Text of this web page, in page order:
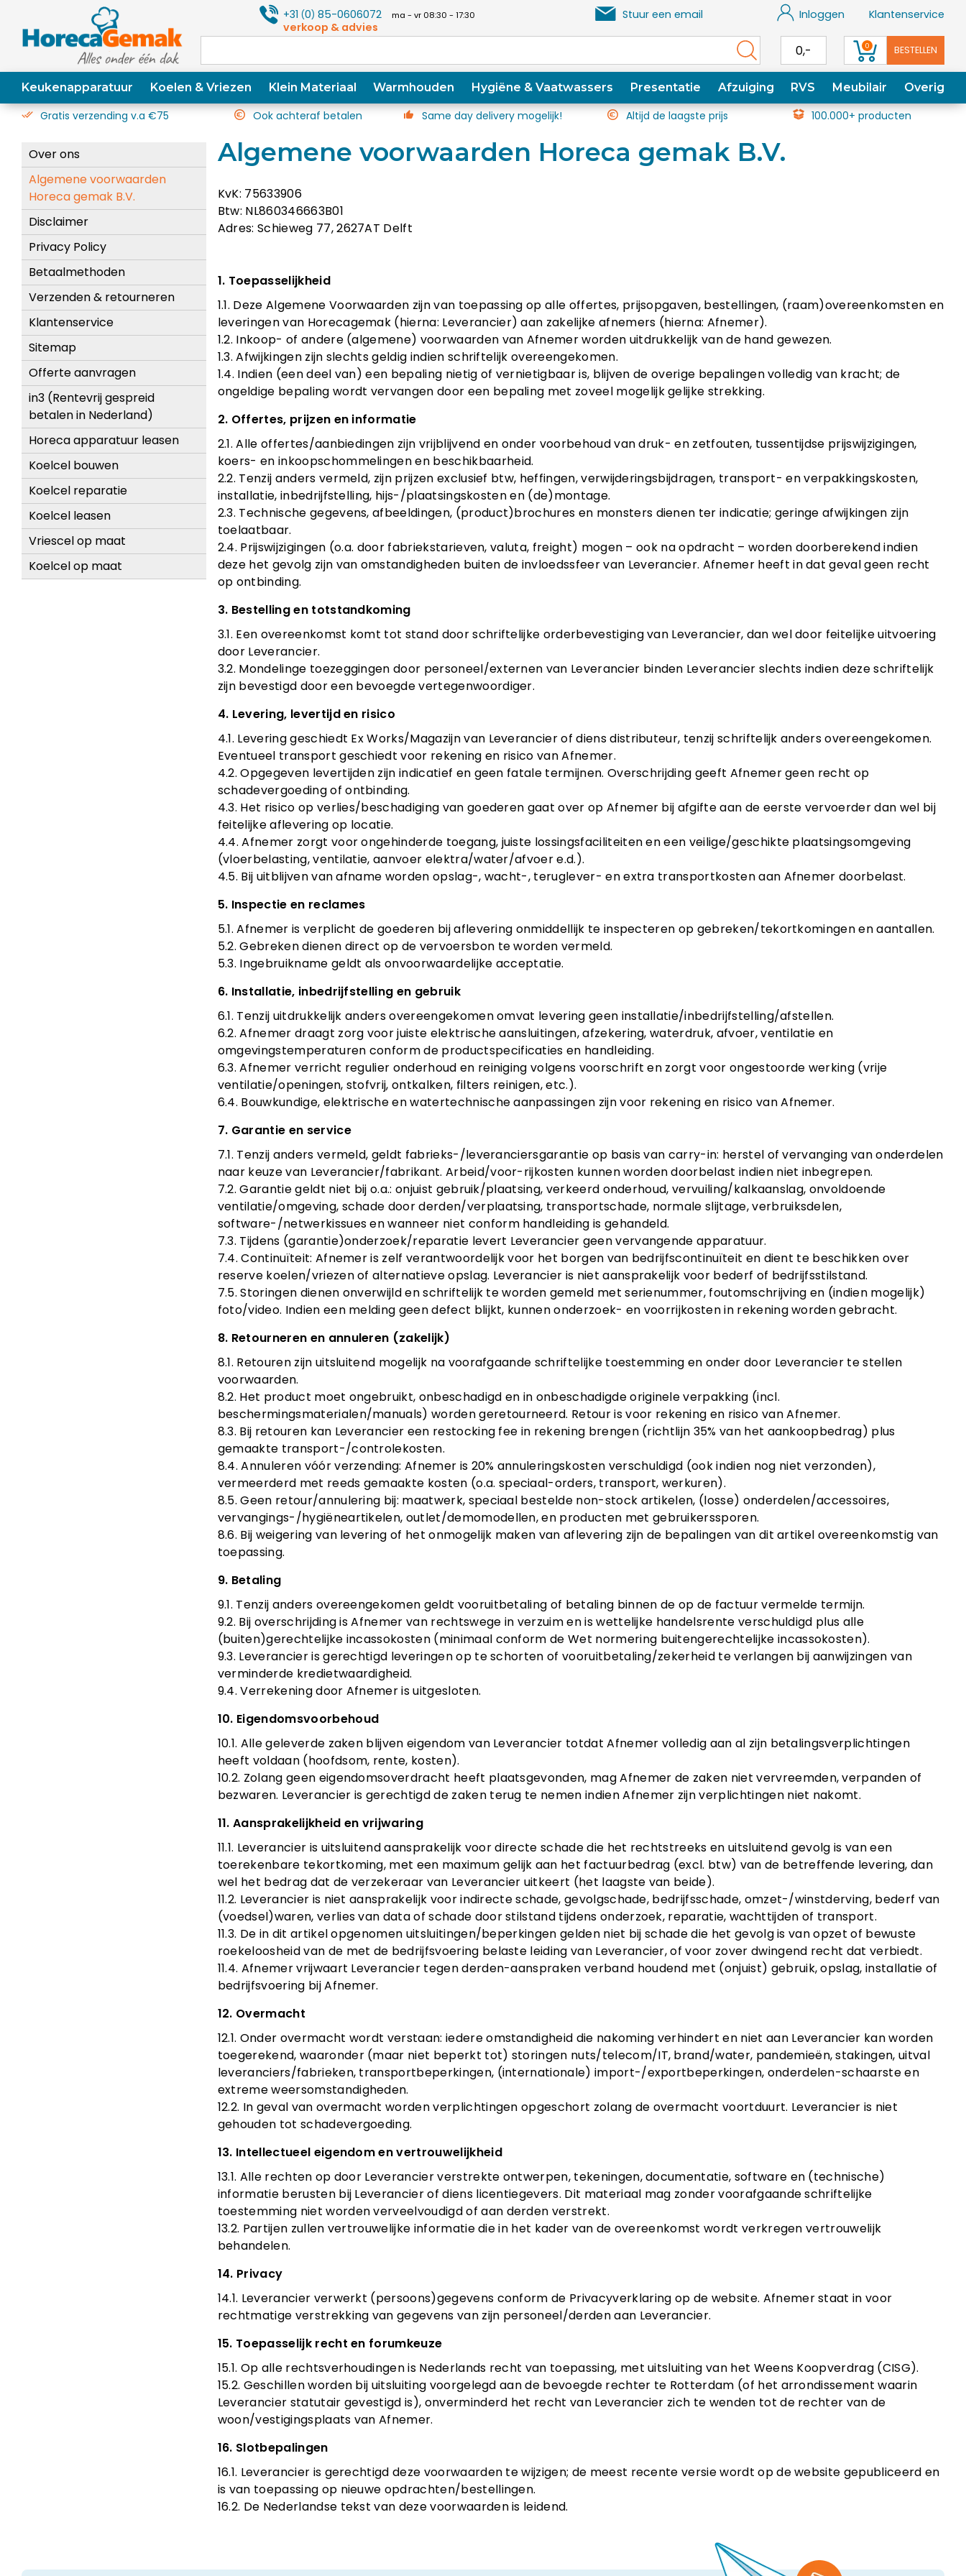
+31(0) 85-0606072 ma - vr 08:30 - 17:30
verkoop & advies
Stuur een email Inloggen Klantenservice
0,- 0 BESTELLEN
Keukenapparatuur Koelen & Vriezen Klein Materiaal Warmhouden Hygiëne & Vaatwassers Presentatie Afzuiging RVS Meubilair Overig
Gratis verzending v.a €75 Ook achteraf betalen Same day delivery mogelijk! Altijd de laagste prijs 100.000+ producten
Over ons
Algemene voorwaarden
Horeca gemak B.V.
Disclaimer
Privacy Policy
Betaalmethoden
Verzenden & retourneren
Klantenservice
Sitemap
Offerte aanvragen
in3 (Rentevrij gespreid
betalen in Nederland)
Horeca apparatuur leasen
Koelcel bouwen
Koelcel reparatie
Koelcel leasen
Vriescel op maat
Koelcel op maat
Algemene voorwaarden Horeca gemak B.V.
KvK: 75633906
Btw: NL860346663B01
Adres: Schieweg 77, 2627AT Delft
1. Toepasselijkheid
1.1. Deze Algemene Voorwaarden zijn van toepassing op alle offertes, prijsopgaven, bestellingen, (raam)overeenkomsten en
leveringen van Horecagemak (hierna: Leverancier) aan zakelijke afnemers (hierna: Afnemer).
1.2. Inkoop- of andere (algemene) voorwaarden van Afnemer worden uitdrukkelijk van de hand gewezen.
1.3. Afwijkingen zijn slechts geldig indien schriftelijk overeengekomen.
1.4. Indien (een deel van) een bepaling nietig of vernietigbaar is, blijven de overige bepalingen volledig van kracht; de
ongeldige bepaling wordt vervangen door een bepaling met zoveel mogelijk gelijke strekking.
2. Offertes, prijzen en informatie
2.1. Alle offertes/aanbiedingen zijn vrijblijvend en onder voorbehoud van druk- en zetfouten, tussentijdse prijswijzigingen,
koers- en inkoopschommelingen en beschikbaarheid.
2.2. Tenzij anders vermeld, zijn prijzen exclusief btw, heffingen, verwijderingsbijdragen, transport- en verpakkingskosten,
installatie, inbedrijfstelling, hijs-/plaatsingskosten en (de)montage.
2.3. Technische gegevens, afbeeldingen, (product)brochures en monsters dienen ter indicatie; geringe afwijkingen zijn
toelaatbaar.
2.4. Prijswijzigingen (o.a. door fabriekstarieven, valuta, freight) mogen – ook na opdracht – worden doorberekend indien
deze het gevolg zijn van omstandigheden buiten de invloedssfeer van Leverancier. Afnemer heeft in dat geval geen recht
op ontbinding.
3. Bestelling en totstandkoming
3.1. Een overeenkomst komt tot stand door schriftelijke orderbevestiging van Leverancier, dan wel door feitelijke uitvoering
door Leverancier.
3.2. Mondelinge toezeggingen door personeel/externen van Leverancier binden Leverancier slechts indien deze schriftelijk
zijn bevestigd door een bevoegde vertegenwoordiger.
4. Levering, levertijd en risico
4.1. Levering geschiedt Ex Works/Magazijn van Leverancier of diens distributeur, tenzij schriftelijk anders overeengekomen.
Eventueel transport geschiedt voor rekening en risico van Afnemer.
4.2. Opgegeven levertijden zijn indicatief en geen fatale termijnen. Overschrijding geeft Afnemer geen recht op
schadevergoeding of ontbinding.
4.3. Het risico op verlies/beschadiging van goederen gaat over op Afnemer bij afgifte aan de eerste vervoerder dan wel bij
feitelijke aflevering op locatie.
4.4. Afnemer zorgt voor ongehinderde toegang, juiste lossingsfaciliteiten en een veilige/geschikte plaatsingsomgeving
(vloerbelasting, ventilatie, aanvoer elektra/water/afvoer e.d.).
4.5. Bij uitblijven van afname worden opslag-, wacht-, teruglever- en extra transportkosten aan Afnemer doorbelast.
5. Inspectie en reclames
5.1. Afnemer is verplicht de goederen bij aflevering onmiddellijk te inspecteren op gebreken/tekortkomingen en aantallen.
5.2. Gebreken dienen direct op de vervoersbon te worden vermeld.
5.3. Ingebruikname geldt als onvoorwaardelijke acceptatie.
6. Installatie, inbedrijfstelling en gebruik
6.1. Tenzij uitdrukkelijk anders overeengekomen omvat levering geen installatie/inbedrijfstelling/afstellen.
6.2. Afnemer draagt zorg voor juiste elektrische aansluitingen, afzekering, waterdruk, afvoer, ventilatie en
omgevingstemperaturen conform de productspecificaties en handleiding.
6.3. Afnemer verricht regulier onderhoud en reiniging volgens voorschrift en zorgt voor ongestoorde werking (vrije
ventilatie/openingen, stofvrij, ontkalken, filters reinigen, etc.).
6.4. Bouwkundige, elektrische en watertechnische aanpassingen zijn voor rekening en risico van Afnemer.
7. Garantie en service
7.1. Tenzij anders vermeld, geldt fabrieks-/leveranciersgarantie op basis van carry-in: herstel of vervanging van onderdelen
naar keuze van Leverancier/fabrikant. Arbeid/voor-rijkosten kunnen worden doorbelast indien niet inbegrepen.
7.2. Garantie geldt niet bij o.a.: onjuist gebruik/plaatsing, verkeerd onderhoud, vervuiling/kalkaanslag, onvoldoende
ventilatie/omgeving, schade door derden/verplaatsing, transportschade, normale slijtage, verbruiksdelen,
software-/netwerkissues en wanneer niet conform handleiding is gehandeld.
7.3. Tijdens (garantie)onderzoek/reparatie levert Leverancier geen vervangende apparatuur.
7.4. Continuïteit: Afnemer is zelf verantwoordelijk voor het borgen van bedrijfscontinuïteit en dient te beschikken over
reserve koelen/vriezen of alternatieve opslag. Leverancier is niet aansprakelijk voor bederf of bedrijfsstilstand.
7.5. Storingen dienen onverwijld en schriftelijk te worden gemeld met serienummer, foutomschrijving en (indien mogelijk)
foto/video. Indien een melding geen defect blijkt, kunnen onderzoek- en voorrijkosten in rekening worden gebracht.
8. Retourneren en annuleren (zakelijk)
8.1. Retouren zijn uitsluitend mogelijk na voorafgaande schriftelijke toestemming en onder door Leverancier te stellen
voorwaarden.
8.2. Het product moet ongebruikt, onbeschadigd en in onbeschadigde originele verpakking (incl.
beschermingsmaterialen/manuals) worden geretourneerd. Retour is voor rekening en risico van Afnemer.
8.3. Bij retouren kan Leverancier een restocking fee in rekening brengen (richtlijn 35% van het aankoopbedrag) plus
gemaakte transport-/controlekosten.
8.4. Annuleren vóór verzending: Afnemer is 20% annuleringskosten verschuldigd (ook indien nog niet verzonden),
vermeerderd met reeds gemaakte kosten (o.a. speciaal-orders, transport, werkuren).
8.5. Geen retour/annulering bij: maatwerk, speciaal bestelde non-stock artikelen, (losse) onderdelen/accessoires,
vervangings-/hygiëneartikelen, outlet/demomodellen, en producten met gebruikerssporen.
8.6. Bij weigering van levering of het onmogelijk maken van aflevering zijn de bepalingen van dit artikel overeenkomstig van
toepassing.
9. Betaling
9.1. Tenzij anders overeengekomen geldt vooruitbetaling of betaling binnen de op de factuur vermelde termijn.
9.2. Bij overschrijding is Afnemer van rechtswege in verzuim en is wettelijke handelsrente verschuldigd plus alle
(buiten)gerechtelijke incassokosten (minimaal conform de Wet normering buitengerechtelijke incassokosten).
9.3. Leverancier is gerechtigd leveringen op te schorten of vooruitbetaling/zekerheid te verlangen bij aanwijzingen van
verminderde kredietwaardigheid.
9.4. Verrekening door Afnemer is uitgesloten.
10. Eigendomsvoorbehoud
10.1. Alle geleverde zaken blijven eigendom van Leverancier totdat Afnemer volledig aan al zijn betalingsverplichtingen
heeft voldaan (hoofdsom, rente, kosten).
10.2. Zolang geen eigendomsoverdracht heeft plaatsgevonden, mag Afnemer de zaken niet vervreemden, verpanden of
bezwaren. Leverancier is gerechtigd de zaken terug te nemen indien Afnemer zijn verplichtingen niet nakomt.
11. Aansprakelijkheid en vrijwaring
11.1. Leverancier is uitsluitend aansprakelijk voor directe schade die het rechtstreeks en uitsluitend gevolg is van een
toerekenbare tekortkoming, met een maximum gelijk aan het factuurbedrag (excl. btw) van de betreffende levering, dan
wel het bedrag dat de verzekeraar van Leverancier uitkeert (het laagste van beide).
11.2. Leverancier is niet aansprakelijk voor indirecte schade, gevolgschade, bedrijfsschade, omzet-/winstderving, bederf van
(voedsel)waren, verlies van data of schade door stilstand tijdens onderzoek, reparatie, wachttijden of transport.
11.3. De in dit artikel opgenomen uitsluitingen/beperkingen gelden niet bij schade die het gevolg is van opzet of bewuste
roekeloosheid van de met de bedrijfsvoering belaste leiding van Leverancier, of voor zover dwingend recht dat verbiedt.
11.4. Afnemer vrijwaart Leverancier tegen derden-aanspraken verband houdend met (onjuist) gebruik, opslag, installatie of
bedrijfsvoering bij Afnemer.
12. Overmacht
12.1. Onder overmacht wordt verstaan: iedere omstandigheid die nakoming verhindert en niet aan Leverancier kan worden
toegerekend, waaronder (maar niet beperkt tot) storingen nuts/telecom/IT, brand/water, pandemieën, stakingen, uitval
leveranciers/fabrieken, transportbeperkingen, (internationale) import-/exportbeperkingen, onderdelen-schaarste en
extreme weersomstandigheden.
12.2. In geval van overmacht worden verplichtingen opgeschort zolang de overmacht voortduurt. Leverancier is niet
gehouden tot schadevergoeding.
13. Intellectueel eigendom en vertrouwelijkheid
13.1. Alle rechten op door Leverancier verstrekte ontwerpen, tekeningen, documentatie, software en (technische)
informatie berusten bij Leverancier of diens licentiegevers. Dit materiaal mag zonder voorafgaande schriftelijke
toestemming niet worden verveelvoudigd of aan derden verstrekt.
13.2. Partijen zullen vertrouwelijke informatie die in het kader van de overeenkomst wordt verkregen vertrouwelijk
behandelen.
14. Privacy
14.1. Leverancier verwerkt (persoons)gegevens conform de Privacyverklaring op de website. Afnemer staat in voor
rechtmatige verstrekking van gegevens van zijn personeel/derden aan Leverancier.
15. Toepasselijk recht en forumkeuze
15.1. Op alle rechtsverhoudingen is Nederlands recht van toepassing, met uitsluiting van het Weens Koopverdrag (CISG).
15.2. Geschillen worden bij uitsluiting voorgelegd aan de bevoegde rechter te Rotterdam (of het arrondissement waarin
Leverancier statutair gevestigd is), onverminderd het recht van Leverancier zich te wenden tot de rechter van de
woon/vestigingsplaats van Afnemer.
16. Slotbepalingen
16.1. Leverancier is gerechtigd deze voorwaarden te wijzigen; de meest recente versie wordt op de website gepubliceerd en
is van toepassing op nieuwe opdrachten/bestellingen.
16.2. De Nederlandse tekst van deze voorwaarden is leidend.